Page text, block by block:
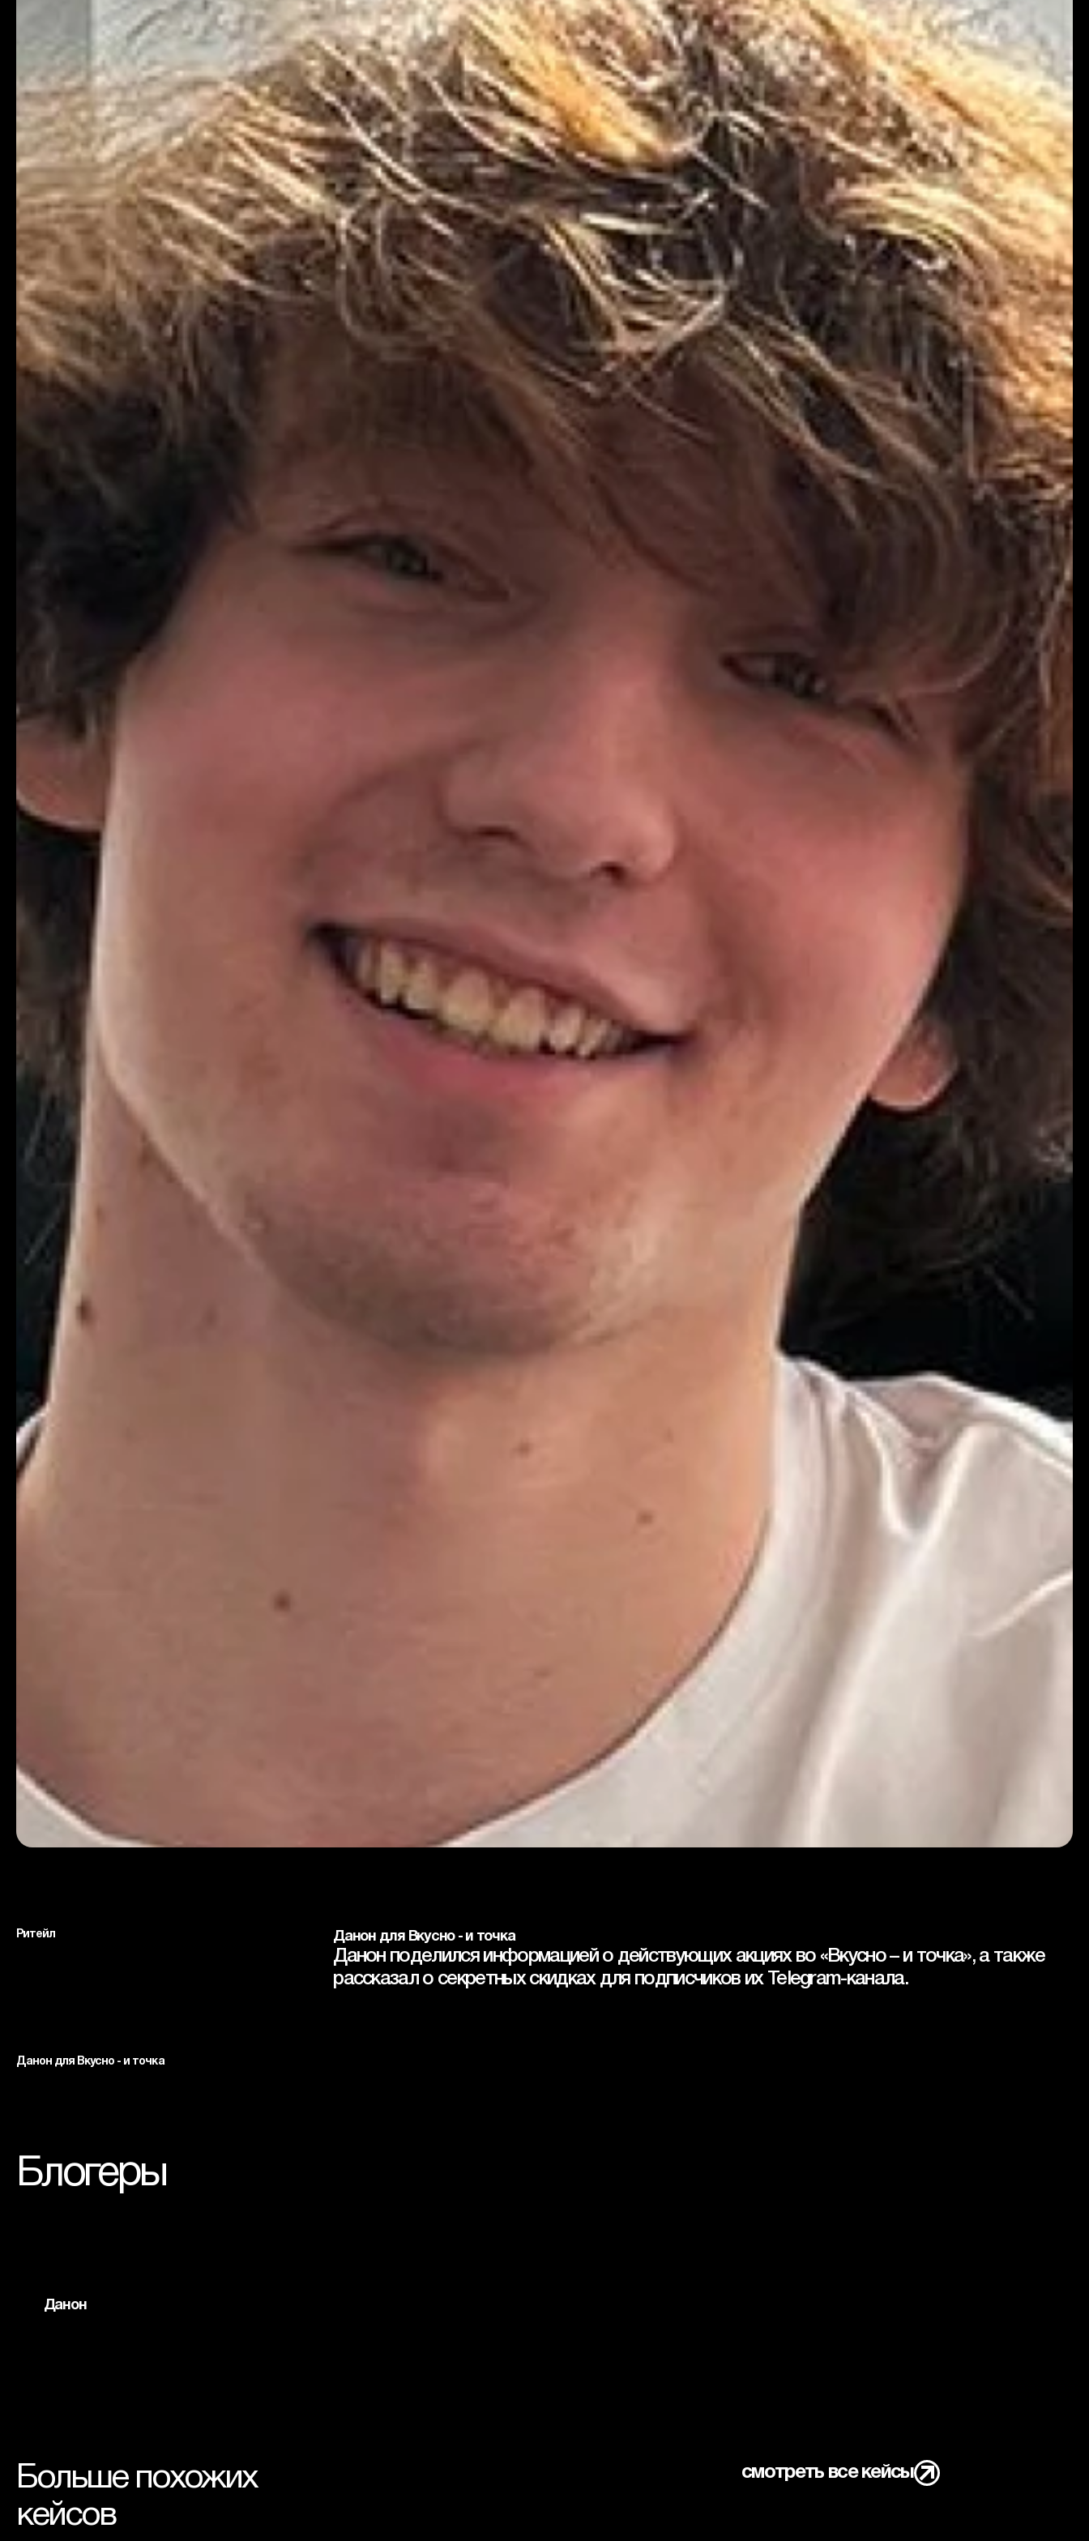
Ритейл
Данон для Вкусно - и точка
Данон для Вкусно - и точка
Данон поделился информацией о действующих акциях во «Вкусно – и точка», а также
рассказал о секретных скидках для подписчиков их Telegram-канала.
Блогеры
Данон
Больше похожих
кейсов
смотреть все кейсы